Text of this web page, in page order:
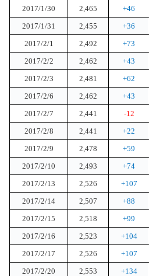
2017/1/30
2,465 +46
2017/1/31
2,455 +36
2017/2/1
2,492 +73
2017/2/2
2,462 +43
2017/2/3
2,481 +62
2017/2/6
2,462 +43
2017/2/7
2,441 -12
2017/2/8
2,441 +22
2017/2/9
2,478 +59
2017/2/10
2,493 +74
2017/2/13
2,526 +107
2017/2/14
2,507 +88
2017/2/15
2,518 +99
2017/2/16
2,523 +104
2017/2/17
2,526 +107
2017/2/20
2,553 +134